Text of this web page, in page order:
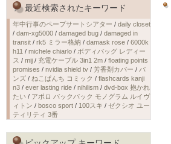
最近検索されたキーワード
年中行事のペープサートシアター / daily closet
/ dam-xg5000 / damaged bug / damaged in
transit / rk5 ミラー格納 / damask rose / 6000k
h11 / michele chiarlo / ボディバッグ レディー
ス / mij / 充電ケーブル 3in1 2m / floating points
promises / nvidia shield tv / 芳香剤カバー / バ
ンズ / ねこぱんち コミック / flashcards kanji
n3 / ever lasting ride / nihilism / dvd-box 抱かれ
たい / アポロ バックパック モノグラム ルイヴ
ィトン / bosco sport / 100スキ / ゼクシオ ユー
ティリティ 3番